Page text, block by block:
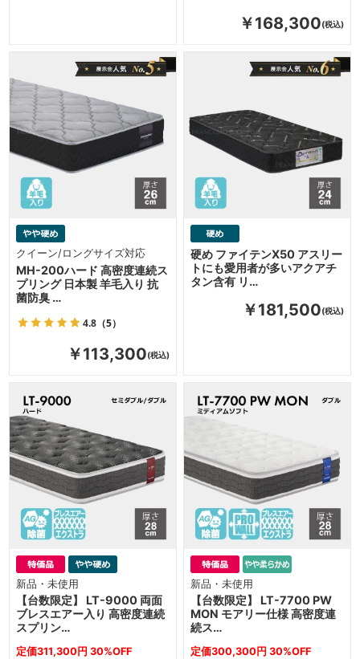
￥168,300
MH-200ハード 高密度連続ス
プリング 日本製 羊毛入り 抗
菌防臭 …
4.8 （5）
クイーン/ロングサイズ対応
￥113,300
硬め ファイテンX50 アスリー
トにも愛用者が多いアクアチ
タン含有 リ…
￥181,500
【台数限定】 LT-9000 両面
ブレスエアー入り 高密度連続
スプリン…
新品・未使用
定価311,300円 30%OFF
【台数限定】 LT-7700 PW
MON モアリー仕様 高密度連
続ス…
新品・未使用
定価300,300円 30%OFF